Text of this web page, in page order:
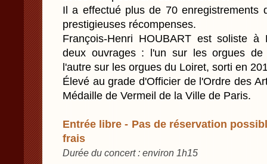
Il a effectué plus de 70 enregistrements
prestigieuses récompenses.
François-Henri HOUBART est soliste à
deux ouvrages : l'un sur les orgues de
l'autre sur les orgues du Loiret, sorti en
Élevé au grade d'Officier de l'Ordre des
Médaille de Vermeil de la Ville de Paris.
Entrée libre - Pas de réservation
frais
Durée du concert : environ 1h15